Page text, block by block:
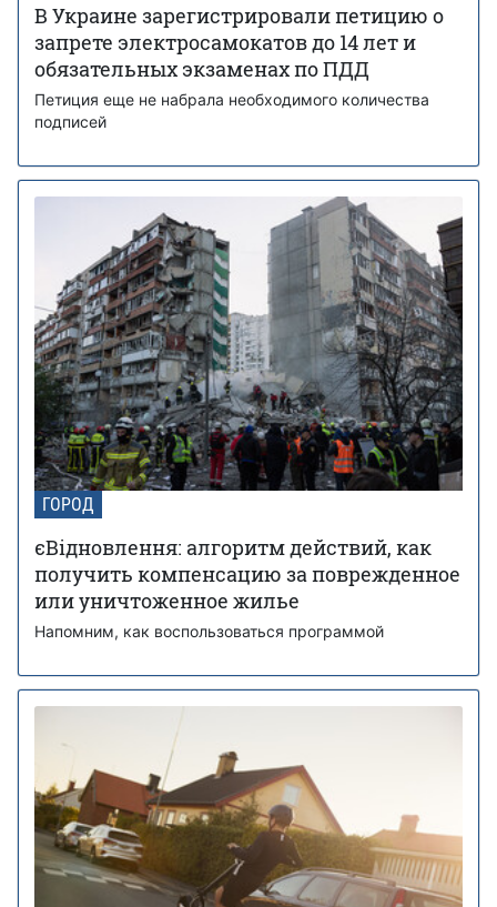
В Украине зарегистрировали петицию о
запрете электросамокатов до 14 лет и
обязательных экзаменах по ПДД
Петиция еще не набрала необходимого количества
подписей
ГОРОД
єВідновлення: алгоритм действий, как
получить компенсацию за поврежденное
или уничтоженное жилье
Напомним, как воспользоваться программой